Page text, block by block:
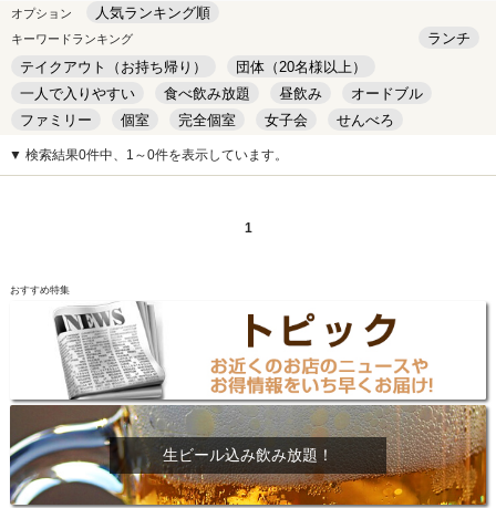
オプション 人気ランキング順
キーワードランキング
ランチ
テイクアウト（お持ち帰り）
団体（20名様以上）
一人で入りやすい
食べ飲み放題 昼飲み
オードブル
ファミリー
個室 完全個室 女子会
せんべろ
キッズルーム
安い デート
▼ 検索結果0件中、1～0件を表示しています。
1
おすすめ特集
生ビール込み飲み放題！